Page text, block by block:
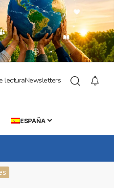
lecturaNewsletters
ESPAÑA